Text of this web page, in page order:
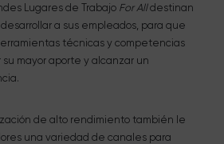
Lugares de Trabajo For Alldestinan
a sus empleados, para que
técnicas y competencias
mayor aporte y alcanzar un
de alto rendimiento también le
una variedad de canales para